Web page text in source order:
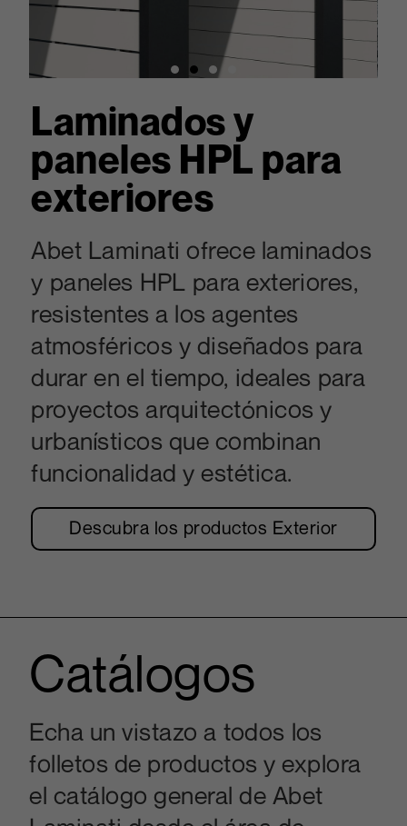
Laminados y
paneles HPL para
exteriores
Abet Laminati ofrece laminados
y paneles HPL para exteriores,
resistentes a los agentes
atmosféricos y diseñados para
durar en el tiempo, ideales para
proyectos arquitectónicos y
urbanísticos que combinan
funcionalidad y estética.
Descubra los productos Exterior
Catálogos
Echa un vistazo a todos los
folletos de productos y explora
el catálogo general de Abet